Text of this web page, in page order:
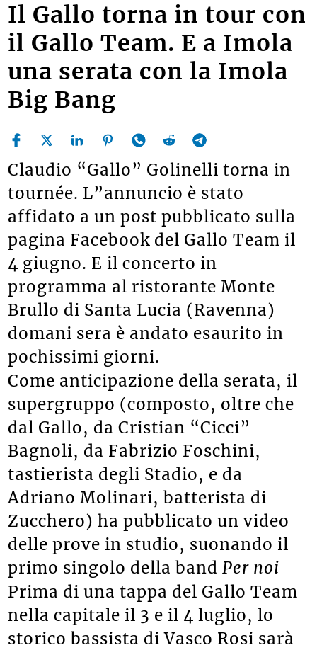
Il Gallo torna in tour con
il Gallo Team. E a Imola
una serata con la Imola
Big Bang
Claudio “Gallo” Golinelli torna in
tournée. L”annuncio è stato
affidato a un post pubblicato sulla
pagina Facebook del Gallo Team il
4 giugno. E il concerto in
programma al ristorante Monte
Brullo di Santa Lucia (Ravenna)
domani sera è andato esaurito in
pochissimi giorni.
Come anticipazione della serata, il
supergruppo (composto, oltre che
dal Gallo, da Cristian “Cicci”
Bagnoli, da Fabrizio Foschini,
tastierista degli Stadio, e da
Adriano Molinari, batterista di
Zucchero) ha pubblicato un video
delle prove in studio, suonando il
primo singolo della bandPer noi
Prima di una tappa del Gallo Team
nella capitale il 3 e il 4 luglio, lo
storico bassista di Vasco Rosi sarà